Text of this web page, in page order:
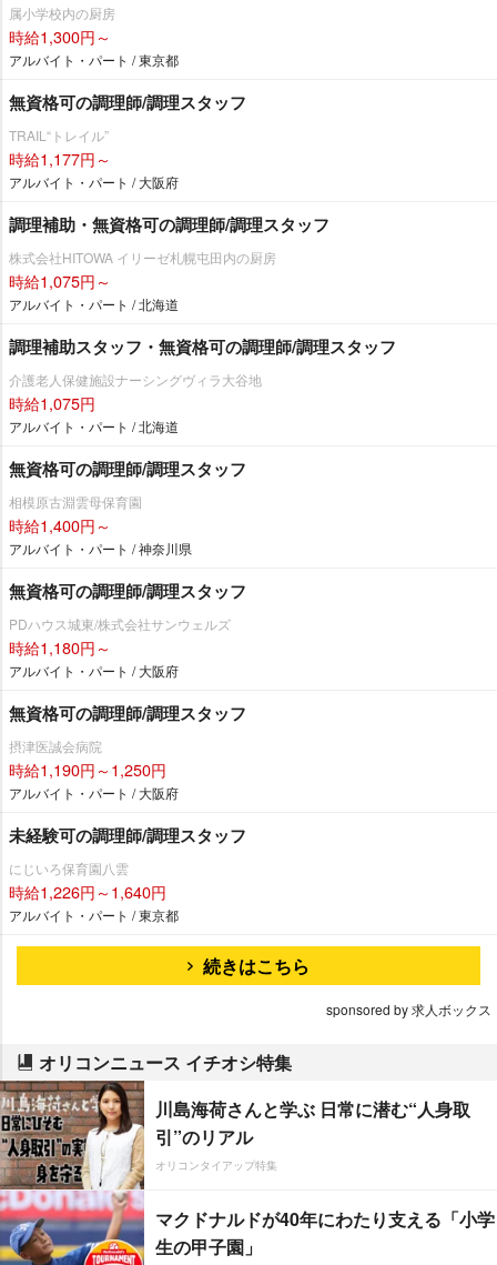
属小学校内の厨房
時給1,300円～
アルバイト・パート / 東京都
無資格可の調理師/調理スタッフ
TRAIL“トレイル”
時給1,177円～
アルバイト・パート / 大阪府
調理補助・無資格可の調理師/調理スタッフ
株式会社HITOWA イリーゼ札幌屯田内の厨房
時給1,075円～
アルバイト・パート / 北海道
調理補助スタッフ・無資格可の調理師/調理スタッフ
介護老人保健施設ナーシングヴィラ大谷地
時給1,075円
アルバイト・パート / 北海道
無資格可の調理師/調理スタッフ
相模原古淵雲母保育園
時給1,400円～
アルバイト・パート / 神奈川県
無資格可の調理師/調理スタッフ
PDハウス城東/株式会社サンウェルズ
時給1,180円～
アルバイト・パート / 大阪府
無資格可の調理師/調理スタッフ
摂津医誠会病院
時給1,190円～1,250円
アルバイト・パート / 大阪府
未経験可の調理師/調理スタッフ
にじいろ保育園八雲
時給1,226円～1,640円
アルバイト・パート / 東京都
続きはこちら
sponsored by 求人ボックス
オリコンニュース イチオシ特集
川島海荷さんと学ぶ 日常に潜む“人身取
引”のリアル
オリコンタイアップ特集
マクドナルドが40年にわたり支える「小学
生の甲子園」